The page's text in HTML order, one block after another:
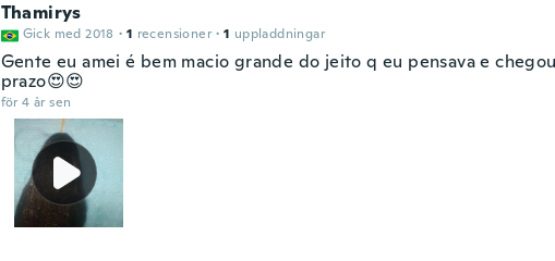
Thamirys
Gick med 2018 · 1 recensioner · 1 uppladdningar
Gente eu amei é bem macio grande do jeito q eu pensava e
prazo😍😍
för 4 år sen